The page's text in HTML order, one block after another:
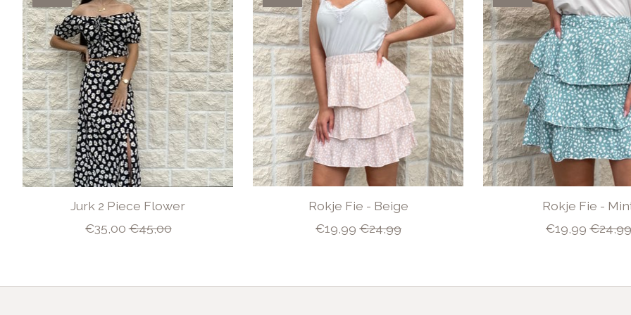
Jurk 2 Piece Flower
€35,00 €45,00
Rokje Fie - Beige
€19,99 €24,99
Rokje Fie -
€19,99 €24,99